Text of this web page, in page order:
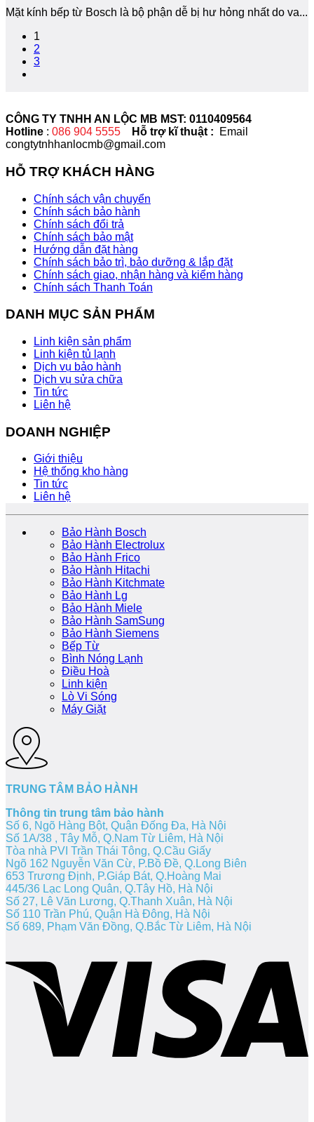
Mặt kính bếp từ Bosch là bộ phận dễ bị hư hỏng nhất do va...
1
2
3
CÔNG TY TNHH AN LỘC MB MST: 0110409564
Hotline : 086 904 5555 Hỗ trợ kĩ thuật :
Email
congtytnhhanlocmb@gmail.com
HỖ TRỢ KHÁCH HÀNG
Chính sách vận chuyển
Chính sách bảo hành
Chính sách đổi trả
Chính sách bảo mật
Hướng dẫn đặt hàng
Chính sách bảo trì, bảo dưỡng & lắp đặt
Chính sách giao, nhận hàng và kiểm hàng
Chính sách Thanh Toán
DANH MỤC SẢN PHẨM
Linh kiện sản phẩm
Linh kiện tủ lạnh
Dịch vụ bảo hành
Dịch vụ sửa chữa
Tin tức
Liên hệ
DOANH NGHIỆP
Giới thiệu
Hệ thống kho hàng
Tin tức
Liên hệ
Bảo Hành Bosch
Bảo Hành Electrolux
Bảo Hành Frico
Bảo Hành Hitachi
Bảo Hành Kitchmate
Bảo Hành Lg
Bảo Hành Miele
Bảo Hành SamSung
Bảo Hành Siemens
Bếp Từ
Bình Nóng Lạnh
Điều Hoà
Linh kiện
Lò Vi Sóng
Máy Giặt
TRUNG TÂM BẢO HÀNH
Thông tin trung tâm bảo hành
Số 6, Ngõ Hàng Bột, Quận Đống Đa, Hà Nội
Số 1A/38 , Tây Mỗ, Q.Nam Từ Liêm, Hà Nội
Tòa nhà PVI Trần Thái Tông, Q.Cầu Giấy
Ngõ 162 Nguyễn Văn Cừ, P.Bồ Đề, Q.Long Biên
653 Trương Định, P.Giáp Bát, Q.Hoàng Mai
445/36 Lạc Long Quân, Q.Tây Hồ, Hà Nội
Số 27, Lê Văn Lương, Q.Thanh Xuân, Hà Nội
Số 110 Trần Phú, Quận Hà Đông, Hà Nội
Số 689, Phạm Văn Đồng, Q.Bắc Từ Liêm, Hà Nội